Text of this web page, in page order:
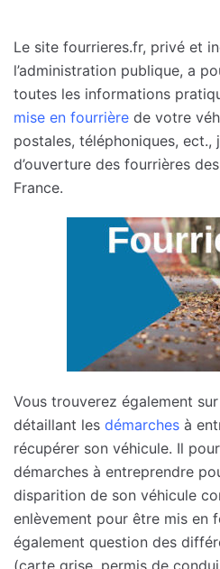
Le site fourrieres.fr, privé et
l’administration publique, a
toutes les informations
mise en fourrière de votre
postales, téléphoniques, ect.,
d’ouverture des fourrières
France.
Vous trouverez également
détaillant les démarches à
récupérer son véhicule. Il
démarches à entreprendre
disparition de son véhicule
enlèvement pour être mis en
également question des
(carte grise, permis de